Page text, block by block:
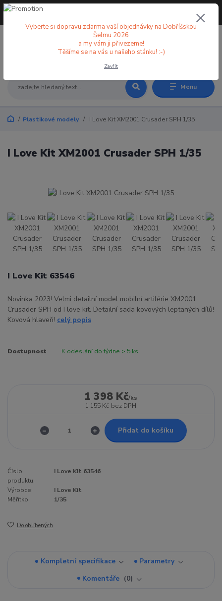
Menu
+420 773 998 582
Plastikové modely I Love Kit XM2001 Crusader SPH 1/35
I Love Kit XM2001 Crusader SPH 1/35
I Love Kit 63546
Novinka 2023! Velmi detailní model mobilní artilérie XM2001
Crusader SPH od I love kit. Detailní sada kovových leptaných dílů!
Kovová hlaveň! celý popis
Dostupnost K odeslání do týdne > 5 ks
1 398 Kč/ks
1 155 Kč bez DPH
Přidat do košíku
Číslo
produktu:
I Love Kit 63546
Výrobce:
I Love Kit
Měřítko:
1/35
Do oblíbených
Kompletní specifikace
Parametry
Komentáře
0
Vyberte si dopravu zdarma vaší objednávky na Dobříšskou
Šelmu 2026
a my vám ji přivezeme!
Těšíme se na vás u našeho stánku! :-)
Zavřít